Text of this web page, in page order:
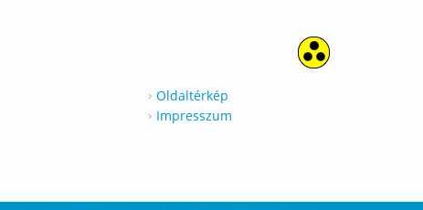
Oldaltérkép
Impresszum